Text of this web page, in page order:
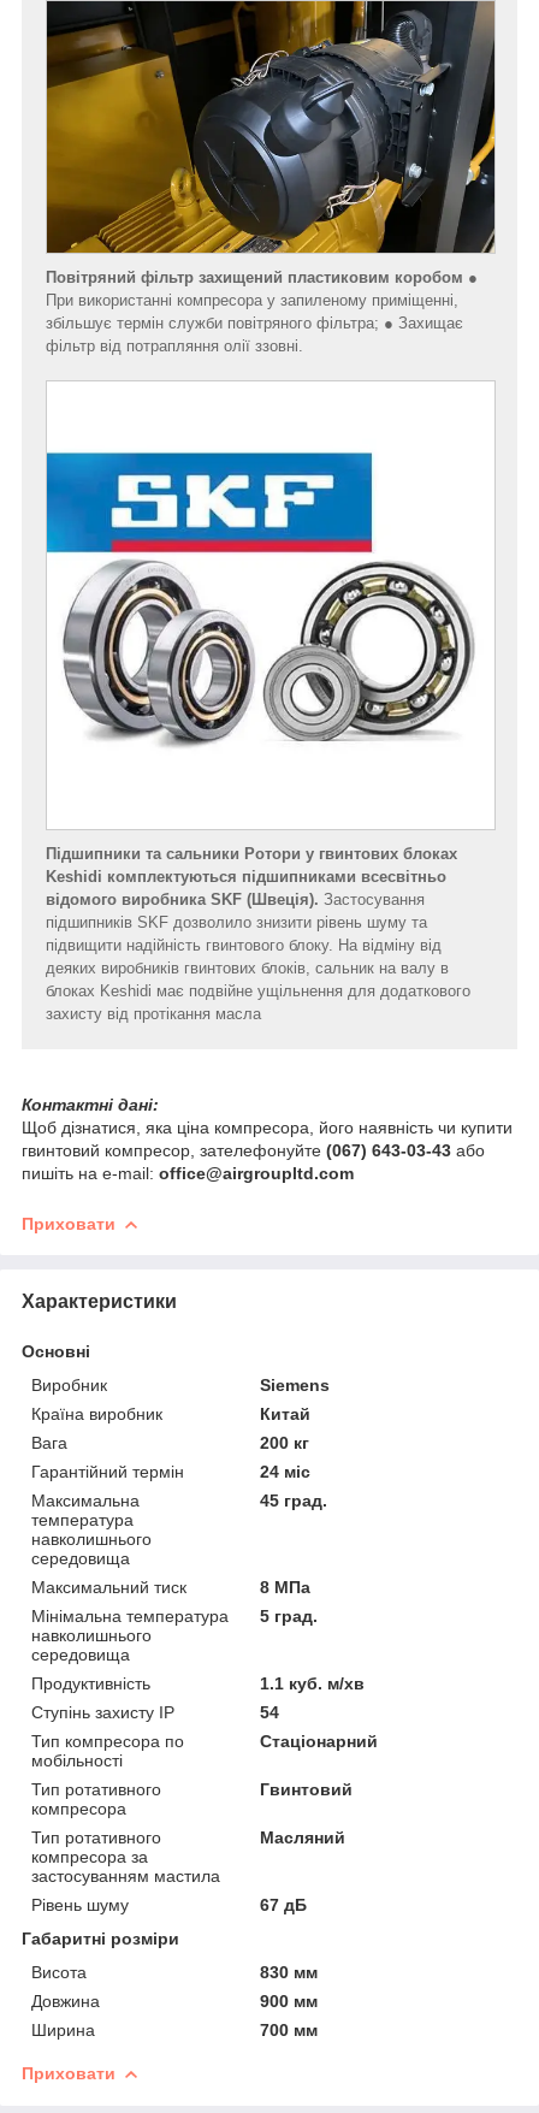
Повітряний фільтр захищений пластиковим коробом ●
При використанні компресора у запиленому приміщенні,
збільшує термін служби повітряного фільтра; ● Захищає
фільтр від потрапляння олії ззовні.
Підшипники та сальники Ротори у гвинтових блоках
Keshidi комплектуються підшипниками всесвітньо
відомого виробника SKF (Швеція). Застосування
підшипників SKF дозволило знизити рівень шуму та
підвищити надійність гвинтового блоку. На відміну від
деяких виробників гвинтових блоків, сальник на валу в
блоках Keshidi має подвійне ущільнення для додаткового
захисту від протікання масла
Контактні дані:
Щоб дізнатися, яка ціна компресора, його наявність чи купити
гвинтовий компресор, зателефонуйте (067) 643-03-43 або
пишіть на e-mail: office@airgroupltd.com
Приховати
Характеристики
Основні
Виробник
Siemens
Країна виробник
Китай
Вага
200 кг
Гарантійний термін
24 міс
Максимальна
температура
навколишнього
середовища
45 град.
Максимальний тиск
8 МПа
Мінімальна температура
навколишнього
середовища
5 град.
Продуктивність
1.1 куб. м/хв
Ступінь захисту IP
54
Тип компресора по
мобільності
Стаціонарний
Тип ротативного
компресора
Гвинтовий
Тип ротативного
компресора за
застосуванням мастила
Масляний
Рівень шуму
67 дБ
Габаритні розміри
Висота
830 мм
Довжина
900 мм
Ширина
700 мм
Приховати